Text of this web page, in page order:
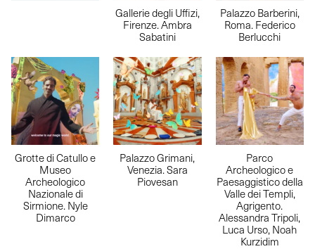
Gallerie degli Uffizi,
Firenze. Ambra
Sabatini
Palazzo Barberini,
Roma. Federico
Berlucchi
Grotte di Catullo e
Museo
Archeologico
Nazionale di
Sirmione. Nyle
Dimarco
Palazzo Grimani,
Venezia. Sara
Piovesan
Parco
Archeologico e
Paesaggistico della
Valle dei Templi,
Agrigento.
Alessandra Tripoli,
Luca Urso, Noah
Kurzidim